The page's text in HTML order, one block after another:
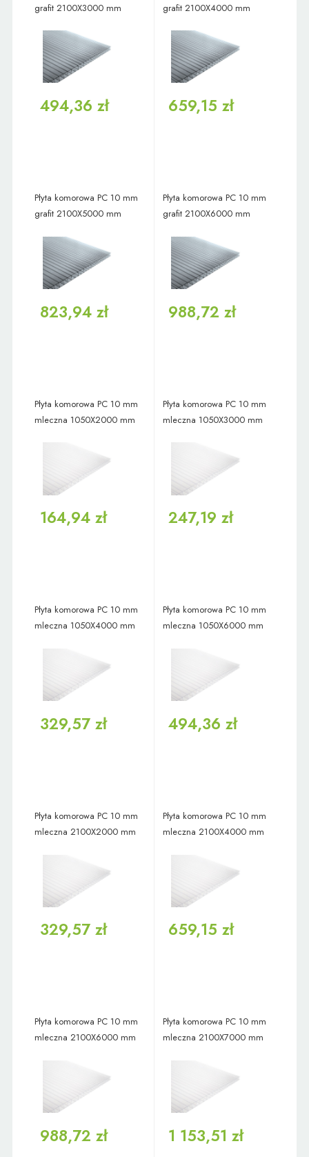
grafit 2100X3000 mm
494,36 zł
grafit 2100X4000 mm
659,15 zł
Płyta komorowa PC 10 mm
grafit 2100X5000 mm
823,94 zł
Płyta komorowa PC 10 mm
grafit 2100X6000 mm
988,72 zł
Płyta komorowa PC 10 mm
mleczna 1050X2000 mm
164,94 zł
Płyta komorowa PC 10 mm
mleczna 1050X3000 mm
247,19 zł
Płyta komorowa PC 10 mm
mleczna 1050X4000 mm
329,57 zł
Płyta komorowa PC 10 mm
mleczna 1050X6000 mm
494,36 zł
Płyta komorowa PC 10 mm
mleczna 2100X2000 mm
329,57 zł
Płyta komorowa PC 10 mm
mleczna 2100X4000 mm
659,15 zł
Płyta komorowa PC 10 mm
mleczna 2100X6000 mm
988,72 zł
Płyta komorowa PC 10 mm
mleczna 2100X7000 mm
1 153,51 zł